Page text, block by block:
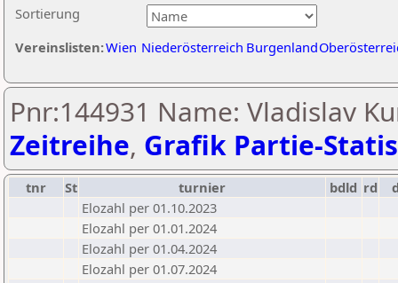
Sortierung
Vereinslisten:Wien Niederösterreich Burgenland
Pnr:144931 Name: Vladislav
Zeitreihe, Grafik Partie-
tnr St turnier bdld rd
Elozahl per 01.10.2023
Elozahl per 01.01.2024
Elozahl per 01.04.2024
Elozahl per 01.07.2024